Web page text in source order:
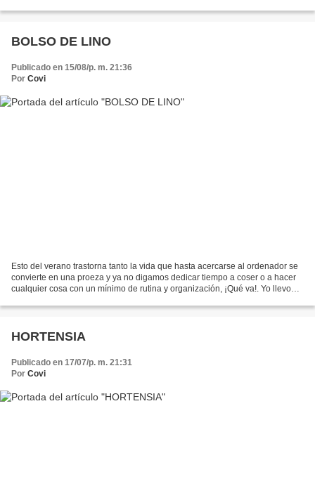
BOLSO DE LINO
Publicado en 15/08/p. m. 21:36
Por Covi
Esto del verano trastorna tanto la vida que hasta acercarse al ordenador se
convierte en una proeza y ya no digamos dedicar tiempo a coser o a hacer
cualquier cosa con un mínimo de rutina y organización, ¡Qué va!. Yo llevo
HORTENSIA
Publicado en 17/07/p. m. 21:31
Por Covi